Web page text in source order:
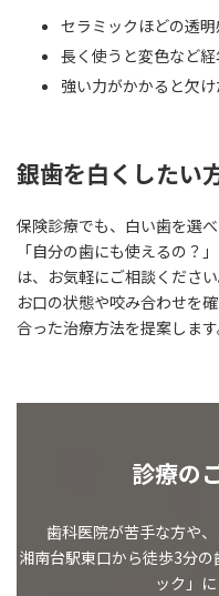
セラミックほどの透
長く使うと変色など
強い力がかかると欠
銀歯を白くしたい
保険診療でも、白い歯を選
「自分の歯にも使えるの？
は、お気軽にご相談ください
お口の状態や咬み合わせを
合った治療方法を提案します
診療の
歯科医院が苦手な方や
湘南台駅東口から徒歩3分
ック」